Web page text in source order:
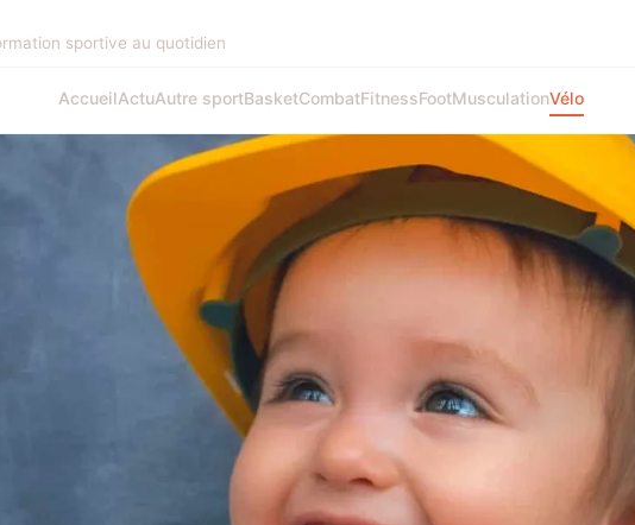
sportive au quotidien
AccueilActuAutre sportBasketCombatFitnessFootMusculationVélo